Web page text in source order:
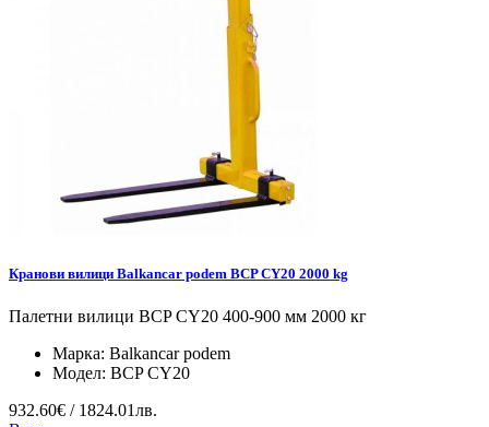
Кранови вилици Balkancar podem BCP CY20 2000 kg
Палетни вилици BCP CY20 400-900 мм 2000 кг
Марка: Balkancar podem
Модел: BCP CY20
932.60€ / 1824.01лв.